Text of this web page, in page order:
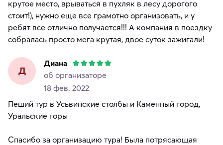
крутое место, врываться в пухляк в лесу дорогого
стоит!), нужно еще все грамотно организовать, и у
ребят все отлично получается!!! А компания в поездку
собралась просто мега крутая, двое суток зажигали!
Д
Диана
об организаторе
18 фев. 2022
Пеший тур в Усьвинские столбы и Каменный город,
Уральские горы
Спасибо за организацию тура! Была потрясающая